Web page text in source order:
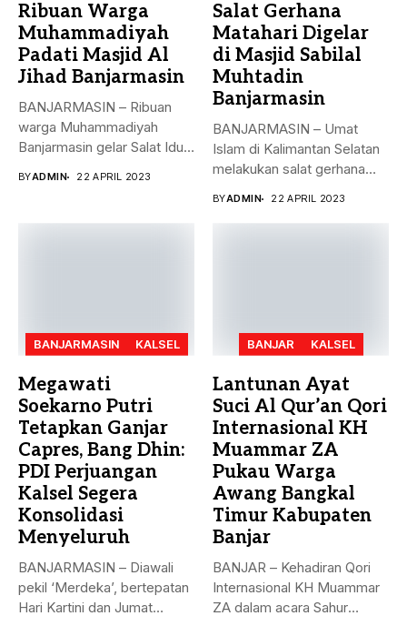
Ribuan Warga
Muhammadiyah
Padati Masjid Al
Jihad Banjarmasin
BANJARMASIN – Ribuan
warga Muhammadiyah
Banjarmasin gelar Salat Idul
BYADMIN 22 APRIL 2023
Salat Gerhana
Matahari Digelar
di Masjid Sabilal
Muhtadin
Banjarmasin
BANJARMASIN – Umat
Islam di Kalimantan Selatan
melakukan salat gerhana
BYADMIN 22 APRIL 2023
BANJARMASIN KALSEL
Megawati
Soekarno Putri
Tetapkan Ganjar
Capres, Bang Dhin:
PDI Perjuangan
Kalsel Segera
Konsolidasi
Menyeluruh
BANJARMASIN – Diawali
pekil ‘Merdeka’, bertepatan
Hari Kartini dan Jumat
BANJAR KALSEL
Lantunan Ayat
Suci Al Qur’an Qori
Internasional KH
Muammar ZA
Pukau Warga
Awang Bangkal
Timur Kabupaten
Banjar
BANJAR – Kehadiran Qori
Internasional KH Muammar
ZA dalam acara Sahur